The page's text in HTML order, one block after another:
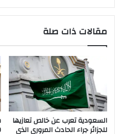
مقالات ذات صلة
السعودية تعرب عن خالص تعازيها
للجزائر جراء الحادث المروري الذي